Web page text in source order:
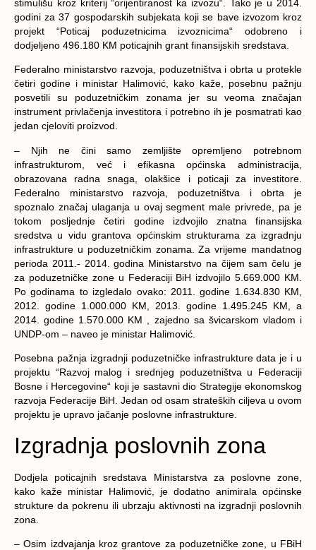
stimulišu kroz kriterij “orijentiranost ka izvozu“. Tako je u 2014.
godini za 37 gospodarskih subjekata koji se bave izvozom kroz
projekt “Poticaj poduzetnicima izvoznicima“ odobreno i
dodjeljeno 496.180 KM poticajnih grant finansijskih sredstava.
Federalno ministarstvo razvoja, poduzetništva i obrta u protekle
četiri godine i ministar Halimović, kako kaže, posebnu pažnju
posvetili su poduzetničkim zonama jer su veoma značajan
instrument privlačenja investitora i potrebno ih je posmatrati kao
jedan cjeloviti proizvod.
– Njih ne čini samo zemljište opremljeno potrebnom
infrastrukturom, već i efikasna općinska administracija,
obrazovana radna snaga, olakšice i poticaji za investitore.
Federalno ministarstvo razvoja, poduzetništva i obrta je
spoznalo značaj ulaganja u ovaj segment male privrede, pa je
tokom posljednje četiri godine izdvojilo znatna finansijska
sredstva u vidu grantova općinskim strukturama za izgradnju
infrastrukture u poduzetničkim zonama. Za vrijeme mandatnog
perioda 2011.- 2014. godina Ministarstvo na čijem sam čelu je
za poduzetničke zone u Federaciji BiH izdvojilo 5.669.000 KM.
Po godinama to izgledalo ovako: 2011. godine 1.634.830 KM,
2012. godine 1.000.000 KM, 2013. godine 1.495.245 KM, a
2014. godine 1.570.000 KM , zajedno sa švicarskom vladom i
UNDP-om – naveo je ministar Halimović.
Posebna pažnja izgradnji poduzetničke infrastrukture data je i u
projektu “Razvoj malog i srednjeg poduzetništva u Federaciji
Bosne i Hercegovine“ koji je sastavni dio Strategije ekonomskog
razvoja Federacije BiH. Jedan od osam strateških ciljeva u ovom
projektu je upravo jačanje poslovne infrastrukture.
Izgradnja poslovnih zona
Dodjela poticajnih sredstava Ministarstva za poslovne zone,
kako kaže ministar Halimović, je dodatno animirala općinske
strukture da pokrenu ili ubrzaju aktivnosti na izgradnji poslovnih
zona.
– Osim izdvajanja kroz grantove za poduzetničke zone, u FBiH